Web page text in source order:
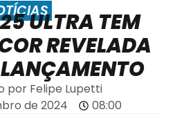
ULTRA TEM
REVELADA
porFelipe Lupetti
de 2024
08:00